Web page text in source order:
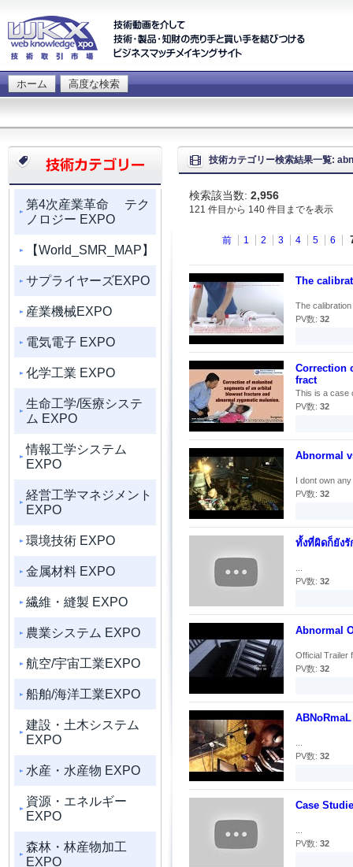
ホーム 高度な検索
第4次産業革命 テク
ノロジー EXPO
【World_SMR_MAP】
サプライヤーズEXPO
産業機械EXPO
電気電子 EXPO
化学工業 EXPO
生命工学/医療システ
ム EXPO
情報工学システム
EXPO
経営工学マネジメント
EXPO
環境技術 EXPO
金属材料 EXPO
繊維・縫製 EXPO
農業システム EXPO
航空/宇宙工業EXPO
船舶/海洋工業EXPO
建設・土木システム
EXPO
水産・水産物 EXPO
資源・エネルギー
EXPO
森林・林産物加工
EXPO
技術カテゴリー検索結果一覧:
検索該当数: 2,956
121 件目から 140 件目までを表示
前 1 2 3 4 5 6
The
The
PV数: 32
Correction
fract
This is a case
PV数: 32
Abnormal
I dont own
PV数: 32
ทั้งที่ผิดก็ยัง
PV数: 32
Abnormal
Official Trailer
PV数: 32
PV数: 32
Case
PV数: 32